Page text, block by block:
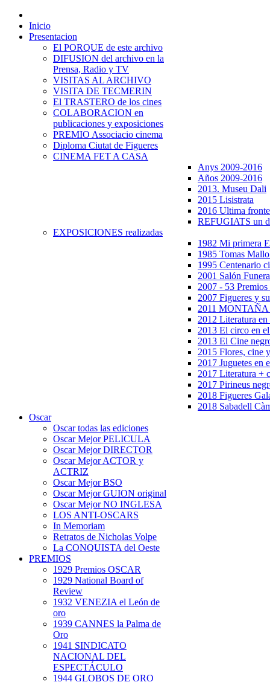
Inicio
Presentacion
El PORQUE de este archivo
DIFUSION del archivo en la
Prensa, Radio y TV
VISITAS AL ARCHIVO
VISITA DE TECMERIN
El TRASTERO de los cines
COLABORACION en
publicaciones y exposiciones
PREMIO Associacio cinema
Diploma Ciutat de Figueres
CINEMA FET A CASA
Anys 2009-2016
Años 2009-2016
2013. Museu Dali
2015 Lisistrata
2016 Ultima
REFUGIATS un
EXPOSICIONES realizadas
1982 Mi primera
1985 Tomas
1995 Centenario
2001 Salón
2007 - 53 Premios
2007 Figueres y
2011 MONTAÑA
2012 Literatura en
2013 El circo en
2013 El Cine
2015 Flores, cine
2017 Juguetes en
2017 Literatura +
2017 Pirineus
2018 Figueres
2018 Sabadell
Oscar
Oscar todas las ediciones
Oscar Mejor PELICULA
Oscar Mejor DIRECTOR
Oscar Mejor ACTOR y
ACTRIZ
Oscar Mejor BSO
Oscar Mejor GUION original
Oscar Mejor NO INGLESA
LOS ANTI-OSCARS
In Memoriam
Retratos de Nicholas Volpe
La CONQUISTA del Oeste
PREMIOS
1929 Premios OSCAR
1929 National Board of
Review
1932 VENEZIA el León de
oro
1939 CANNES la Palma de
Oro
1941 SINDICATO
NACIONAL DEL
ESPECTÁCULO
1944 GLOBOS DE ORO